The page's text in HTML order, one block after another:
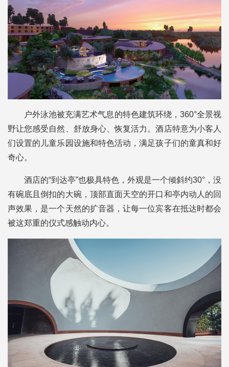
户外泳池被充满艺术气息的特色建筑环绕，360°全景视
野让您感受自然、 舒放身心、恢复活力。酒店特意为小客人
们设置的儿童乐园设施和特色活动，满足孩子们的童真和好
奇心。
酒店的“到达亭”也极具特色，外观是一个倾斜约30°，没
有碗底且倒扣的大碗，顶部直面天空的开口和亭内动人的回
声效果，是一个天然的扩音器，让每一位宾客在抵达时都会
被这郑重的仪式感触动内心。